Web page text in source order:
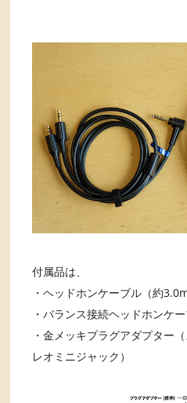
付属品は、
・ヘッドホンケーブル（約3.0m
・バランス接続ヘッドホンケ
・金メッキプラグアダプター
レオミニジャック）